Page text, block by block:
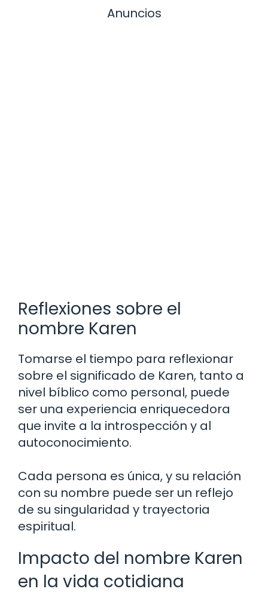
Anuncios
Reflexiones sobre el
nombre Karen
Tomarse el tiempo para reflexionar
sobre el significado de Karen, tanto a
nivel bíblico como personal, puede
ser una experiencia enriquecedora
que invite a la introspección y al
autoconocimiento.
Cada persona es única, y su relación
con su nombre puede ser un reflejo
de su singularidad y trayectoria
espiritual.
Impacto del nombre Karen
en la vida cotidiana